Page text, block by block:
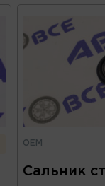
OEM
Сальник